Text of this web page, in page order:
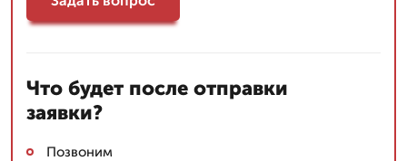
Что будет после отправки
заявки?
Позвоним